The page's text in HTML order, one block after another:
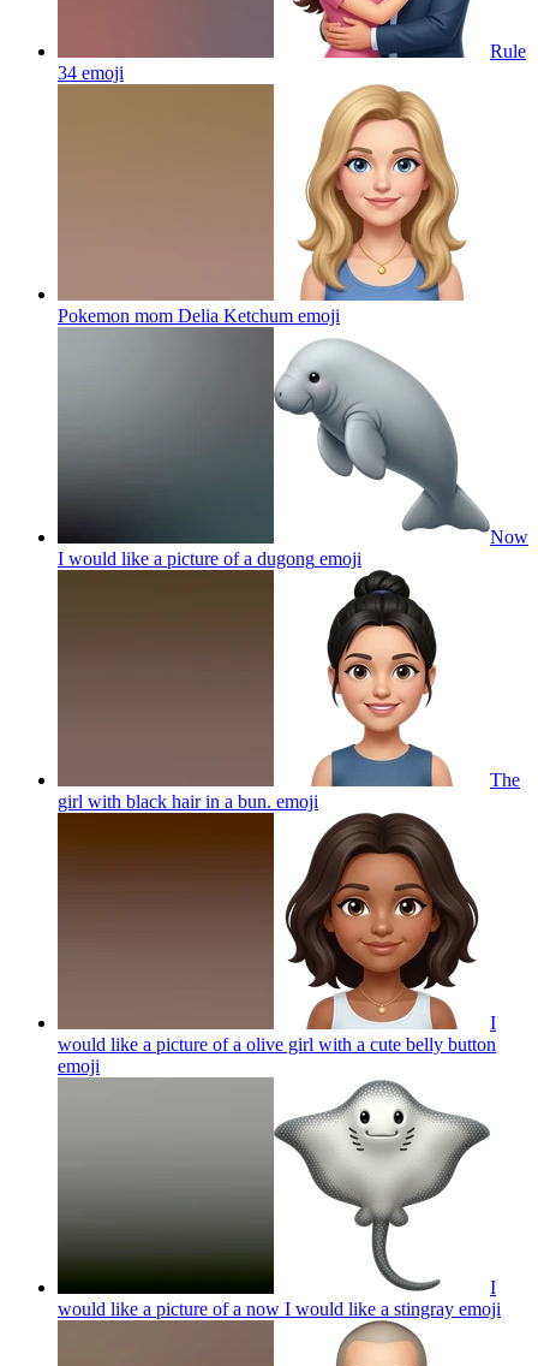
Rule
34 emoji
Pokemon mom Delia Ketchum emoji
Now
I would like a picture of a dugong emoji
The
girl with black hair in a bun. emoji
I
would like a picture of a olive girl with a cute belly button
emoji
I
would like a picture of a now I would like a stingray emoji